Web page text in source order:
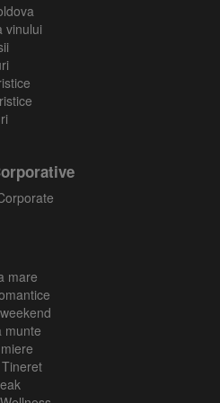
vinului
mare
munte